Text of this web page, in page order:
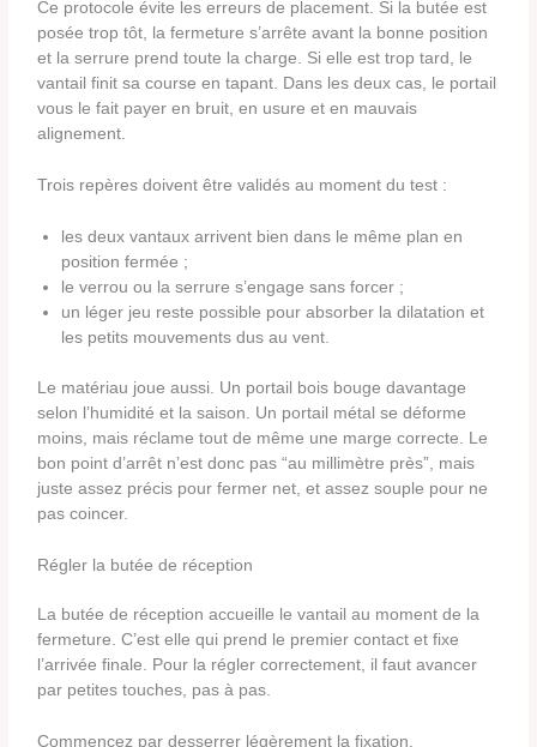
Ce protocole évite les erreurs de placement. Si la butée est
posée trop tôt, la fermeture s’arrête avant la bonne position
et la serrure prend toute la charge. Si elle est trop tard, le
vantail finit sa course en tapant. Dans les deux cas, le portail
vous le fait payer en bruit, en usure et en mauvais
alignement.
Trois repères doivent être validés au moment du test :
les deux vantaux arrivent bien dans le même plan en
position fermée ;
le verrou ou la serrure s’engage sans forcer ;
un léger jeu reste possible pour absorber la dilatation et
les petits mouvements dus au vent.
Le matériau joue aussi. Un portail bois bouge davantage
selon l’humidité et la saison. Un portail métal se déforme
moins, mais réclame tout de même une marge correcte. Le
bon point d’arrêt n’est donc pas “au millimètre près”, mais
juste assez précis pour fermer net, et assez souple pour ne
pas coincer.
Régler la butée de réception
La butée de réception accueille le vantail au moment de la
fermeture. C’est elle qui prend le premier contact et fixe
l’arrivée finale. Pour la régler correctement, il faut avancer
par petites touches, pas à pas.
Commencez par desserrer légèrement la fixation.